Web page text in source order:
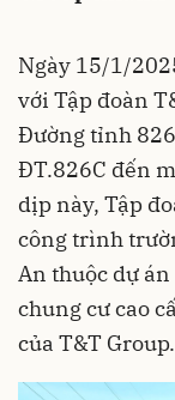
Ngày 15/1/
với Tập đoàn
Đường tỉnh
ĐT.826C đến
dịp này, Tập
công trình
An thuộc dự
chung cư cao
của T&T Group.